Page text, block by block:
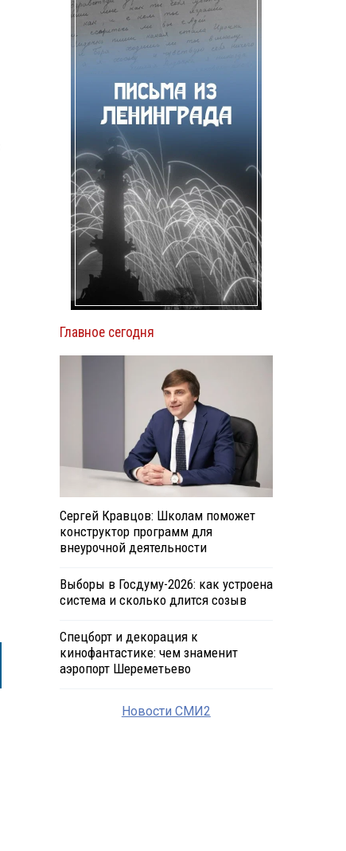
Главное сегодня
Сергей Кравцов: Школам поможет
конструктор программ для
внеурочной деятельности
Выборы в Госдуму-2026: как устроена
система и сколько длится созыв
Спецборт и декорация к
кинофантастике: чем знаменит
аэропорт Шереметьево
Новости СМИ2